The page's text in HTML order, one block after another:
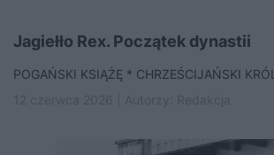
Jagiełło Rex. Początek dynastii
POGAŃSKI KSIĄŻĘ * CHRZEŚCIJAŃSKI KRÓL